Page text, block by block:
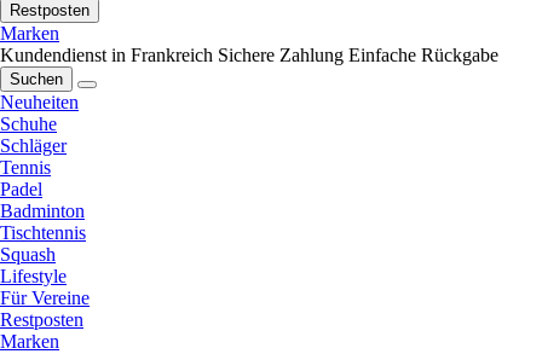
Restposten
Marken
Kundendienst in Frankreich Sichere Zahlung Einfache Rückgabe
Suchen
Neuheiten
Schuhe
Schläger
Tennis
Padel
Badminton
Tischtennis
Squash
Lifestyle
Für Vereine
Restposten
Marken